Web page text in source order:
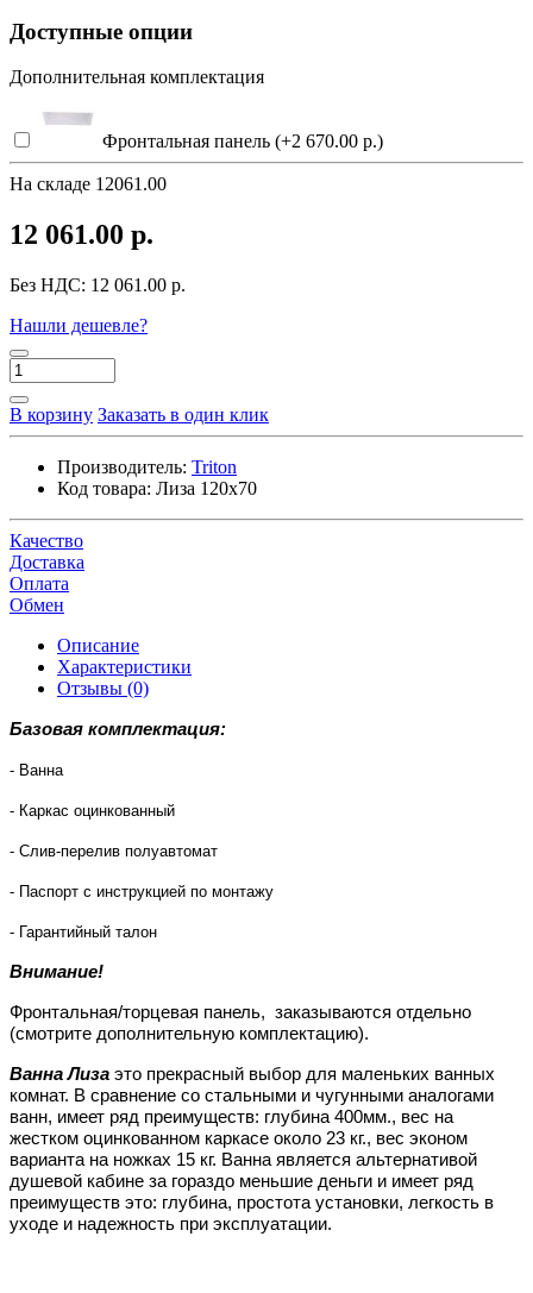
Доступные опции
Дополнительная комплектация
Фронтальная панель (+2 670.00 р.)
На складе 12061.00
12 061.00 р.
Без НДС: 12 061.00 р.
Нашли дешевле?
В корзину Заказать в один клик
Производитель: Triton
Код товара: Лиза 120x70
Качество
Доставка
Оплата
Обмен
Описание
Характеристики
Отзывы (0)
Базовая комплектация:
- Ванна
- Каркас оцинкованный
- Слив-перелив полуавтомат
- Паспорт с инструкцией по монтажу
- Гарантийный талон
Внимание!
Фронтальная/торцевая панель, заказываются отдельно
(смотрите дополнительную комплектацию).
Ванна Лиза это прекрасный выбор для маленьких ванных
комнат. В сравнение со стальными и чугунными аналогами
ванн, имеет ряд преимуществ: глубина 400мм., вес на
жестком оцинкованном каркасе около 23 кг., вес эконом
варианта на ножках 15 кг. Ванна является альтернативой
душевой кабине за гораздо меньшие деньги и имеет ряд
преимуществ это: глубина, простота установки, легкость в
уходе и надежность при эксплуатации.